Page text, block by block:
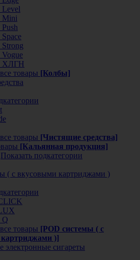
Mini
ХЛГН
товары [Колбы]
товары [Чистящие средства]
[Кальянная продукция]
Показать подкатегории
( с вкусовыми картриджами )
Q
товары [POD системы ( с
)]
электронные сигареты